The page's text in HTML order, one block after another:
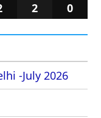
2 0
-July 2026